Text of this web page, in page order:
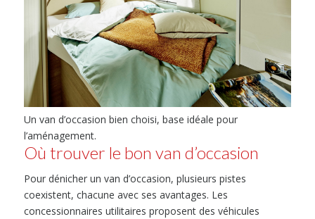
Un van d’occasion bien choisi, base idéale pour
l’aménagement.
Où trouver le bon van d’occasion
Pour dénicher un van d’occasion, plusieurs pistes
coexistent, chacune avec ses avantages. Les
concessionnaires utilitaires proposent des véhicules